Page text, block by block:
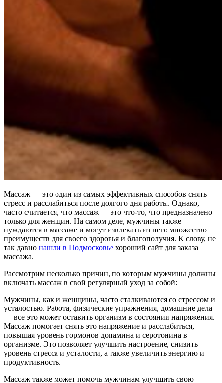
Массаж — это один из самых эффективных способов снять
стресс и расслабиться после долгого дня работы. Однако,
часто считается, что массаж — это что-то, что предназначено
только для женщин. На самом деле, мужчины также
нуждаются в массаже и могут извлекать из него множество
преимуществ для своего здоровья и благополучия. К слову, не
так давно нашли в Подмосковье хороший сайт для заказа
массажа.
Рассмотрим несколько причин, по которым мужчины должны
включать массаж в свой регулярный уход за собой:
Мужчины, как и женщины, часто сталкиваются со стрессом и
усталостью. Работа, физические упражнения, домашние дела
— все это может оставить организм в состоянии напряжения.
Массаж помогает снять это напряжение и расслабиться,
повышая уровень гормонов допамина и серотонина в
организме. Это позволяет улучшить настроение, снизить
уровень стресса и усталости, а также увеличить энергию и
продуктивность.
Массаж также может помочь мужчинам улучшить свою